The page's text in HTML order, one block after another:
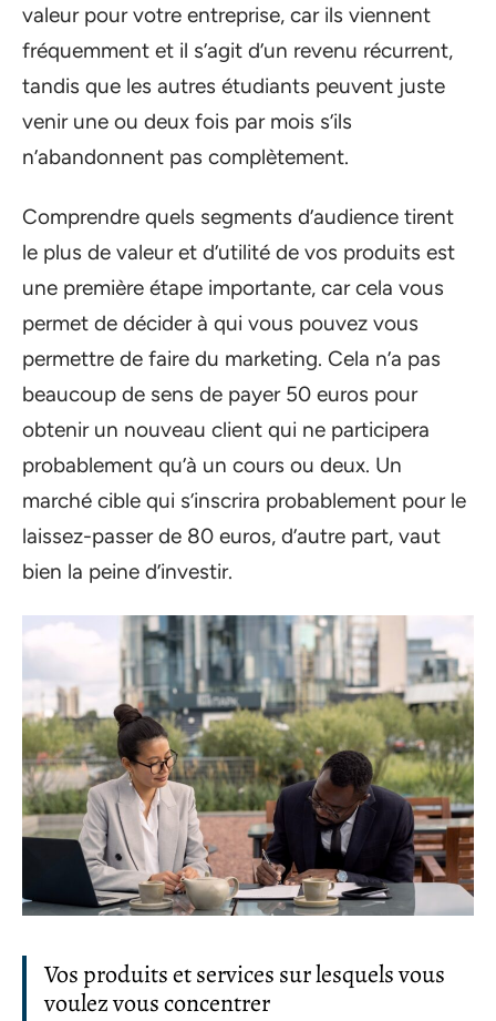
valeur pour votre entreprise, car ils viennent
fréquemment et il s’agit d’un revenu récurrent,
tandis que les autres étudiants peuvent juste
venir une ou deux fois par mois s’ils
n’abandonnent pas complètement.
Comprendre quels segments d’audience tirent
le plus de valeur et d’utilité de vos produits est
une première étape importante, car cela vous
permet de décider à qui vous pouvez vous
permettre de faire du marketing. Cela n’a pas
beaucoup de sens de payer 50 euros pour
obtenir un nouveau client qui ne participera
probablement qu’à un cours ou deux. Un
marché cible qui s’inscrira probablement pour le
laissez-passer de 80 euros, d’autre part, vaut
bien la peine d’investir.
Vos produits et services sur lesquels vous
voulez vous concentrer